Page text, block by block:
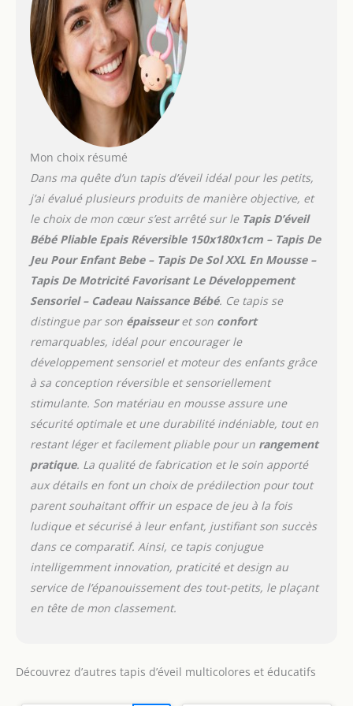
ÉPAIS & ANTIDÉRAPANT
Notre grand tapis en
mousse pour bébé est
geant puisqu'il mesure
150x180cm pour 1cm
d'épaisseur.
LAVABLE & RÉVERSIBLE
housse.
ÉDUCATIF &
LUDIQUE Tapis d'eveil
bébé Montessori qui
stimule la psycho
motricite et le
développement sensoriel
de vos enfants grace à
ses différents designs.
Mon choix résumé
Dans ma quête d’un tapis d’éveil idéal pour les petits,
j’ai évalué plusieurs produits de manière objective, et
le choix de mon cœur s’est arrêté sur le Tapis D’éveil
Bébé Pliable Epais Réversible 150x180x1cm – Tapis De
Jeu Pour Enfant Bebe – Tapis De Sol XXL En Mousse –
Tapis De Motricité Favorisant Le Développement
Sensoriel – Cadeau Naissance Bébé. Ce tapis se
distingue par son épaisseuret son confort
remarquables, idéal pour encourager le
développement sensoriel et moteur des enfants grâce
à sa conception réversible et sensoriellement
stimulante. Son matériau en mousse assure une
sécurité optimale et une durabilité indéniable, tout en
restant léger et facilement pliable pour un rangement
pratique. La qualité de fabrication et le soin apporté
aux détails en font un choix de prédilection pour tout
parent souhaitant offrir un espace de jeu à la fois
ludique et sécurisé à leur enfant, justifiant son succès
dans ce comparatif. Ainsi, ce tapis conjugue
intelligemment innovation, praticité et design au
service de l’épanouissement des tout-petits, le plaçant
en tête de mon classement.
Découvrez d’autres tapis d’éveil multicolores et éducatifs